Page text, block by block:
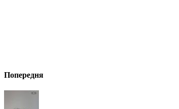
Попередня